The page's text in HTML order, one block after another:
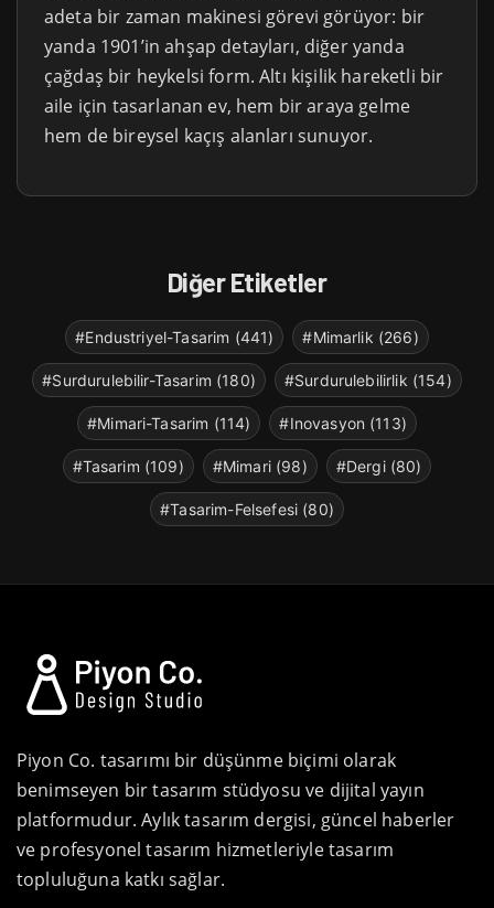
adeta bir zaman makinesi görevi görüyor: bir
yanda 1901’in ahşap detayları, diğer yanda
çağdaş bir heykelsi form. Altı kişilik hareketli bir
aile için tasarlanan ev, hem bir araya gelme
hem de bireysel kaçış alanları sunuyor.
Diğer Etiketler
#Endustriyel-Tasarim (441) #Mimarlik (266)
#Surdurulebilir-Tasarim (180) #Surdurulebilirlik (154)
#Mimari-Tasarim (114) #Inovasyon (113)
#Tasarim (109) #Mimari (98) #Dergi (80)
#Tasarim-Felsefesi (80)
Piyon Co. tasarımı bir düşünme biçimi olarak
benimseyen bir tasarım stüdyosu ve dijital yayın
platformudur. Aylık tasarım dergisi, güncel haberler
ve profesyonel tasarım hizmetleriyle tasarım
topluluğuna katkı sağlar.